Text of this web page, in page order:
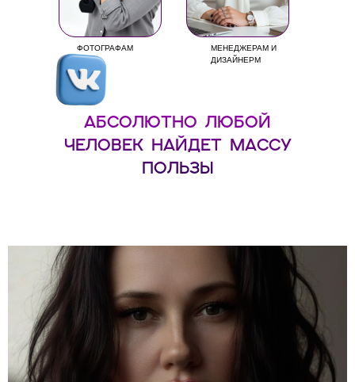
АБСОЛЮТНО ЛЮБОЙ
ЧЕЛОВЕК НАЙДЕТ МАССУ
ПОЛЬЗЫ
МЕНЕДЖЕРАМ И
ДИЗАЙНЕРМ
ФОТОГРАФАМ